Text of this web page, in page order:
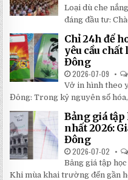
Loại dù che
đáng đầu tư:
Chỉ 24h để
yêu cầu chất
Đông
2026-07-09
Vở in hình theo
Đông: Trong kỷ nguyên số
Bảng giá
nhất 2026:
Đông
2026-07-02
Bảng giá tập
Khi mùa khai trường đến gần